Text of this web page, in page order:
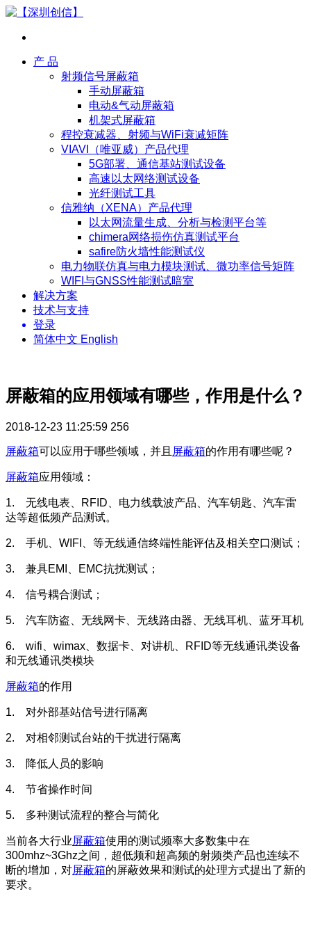
产 品
射频信号屏蔽箱
手动屏蔽箱
电动&气动屏蔽箱
机架式屏蔽箱
程控衰减器、射频与WiFi衰减矩阵
VIAVI（唯亚威）产品代理
5G部署、通信基站测试设备
高速以太网络测试设备
光纤测试工具
信雅纳（XENA）产品代理
以太网流量生成、分析与检测平台等
chimera网络损伤仿真测试平台
safire防火墙性能测试仪
电力物联仿真与电力模块测试、微功率信号矩阵
WIFI与GNSS性能测试暗室
解决方案
技术与支持
登录
简体中文 English
屏蔽箱的应用领域有哪些，作用是什么？
2018-12-23 11:25:59 256
屏蔽箱可以应用于哪些领域，并且 屏蔽箱的作用有哪些呢？
屏蔽箱应用领域：
1. 无线电表、RFID、电力线载波产品、汽车钥匙、汽车雷
达等超低频产品测试。
2. 手机、WIFI、等无线通信终端性能评估及相关空口测试；
3. 兼具EMI、EMC抗扰测试；
4. 信号耦合测试；
5. 汽车防盗、无线网卡、无线路由器、无线耳机、蓝牙耳机
6. wifi、wimax、数据卡、对讲机、RFID等无线通讯类设备
和无线通讯类模块
屏蔽箱的作用
1. 对外部基站信号进行隔离
2. 对相邻测试台站的干扰进行隔离
3. 降低人员的影响
4. 节省操作时间
5. 多种测试流程的整合与简化
当前各大行业屏蔽箱使用的测试频率大多数集中在
300mhz~3Ghz之间，超低频和超高频的射频类产品也连续不
断的增加，对屏蔽箱的屏蔽效果和测试的处理方式提出了新的
要求。